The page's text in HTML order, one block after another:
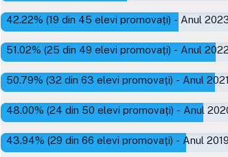
42.22% (19 din 45 elevi promovați) - Anul
51.02% (25 din 49 elevi promovați) - Anul 2022
50.79% (32 din 63 elevi promovați) - Anul 2021
48.00% (24 din 50 elevi promovați) - Anul
43.94% (29 din 66 elevi promovați) - Anul 2019